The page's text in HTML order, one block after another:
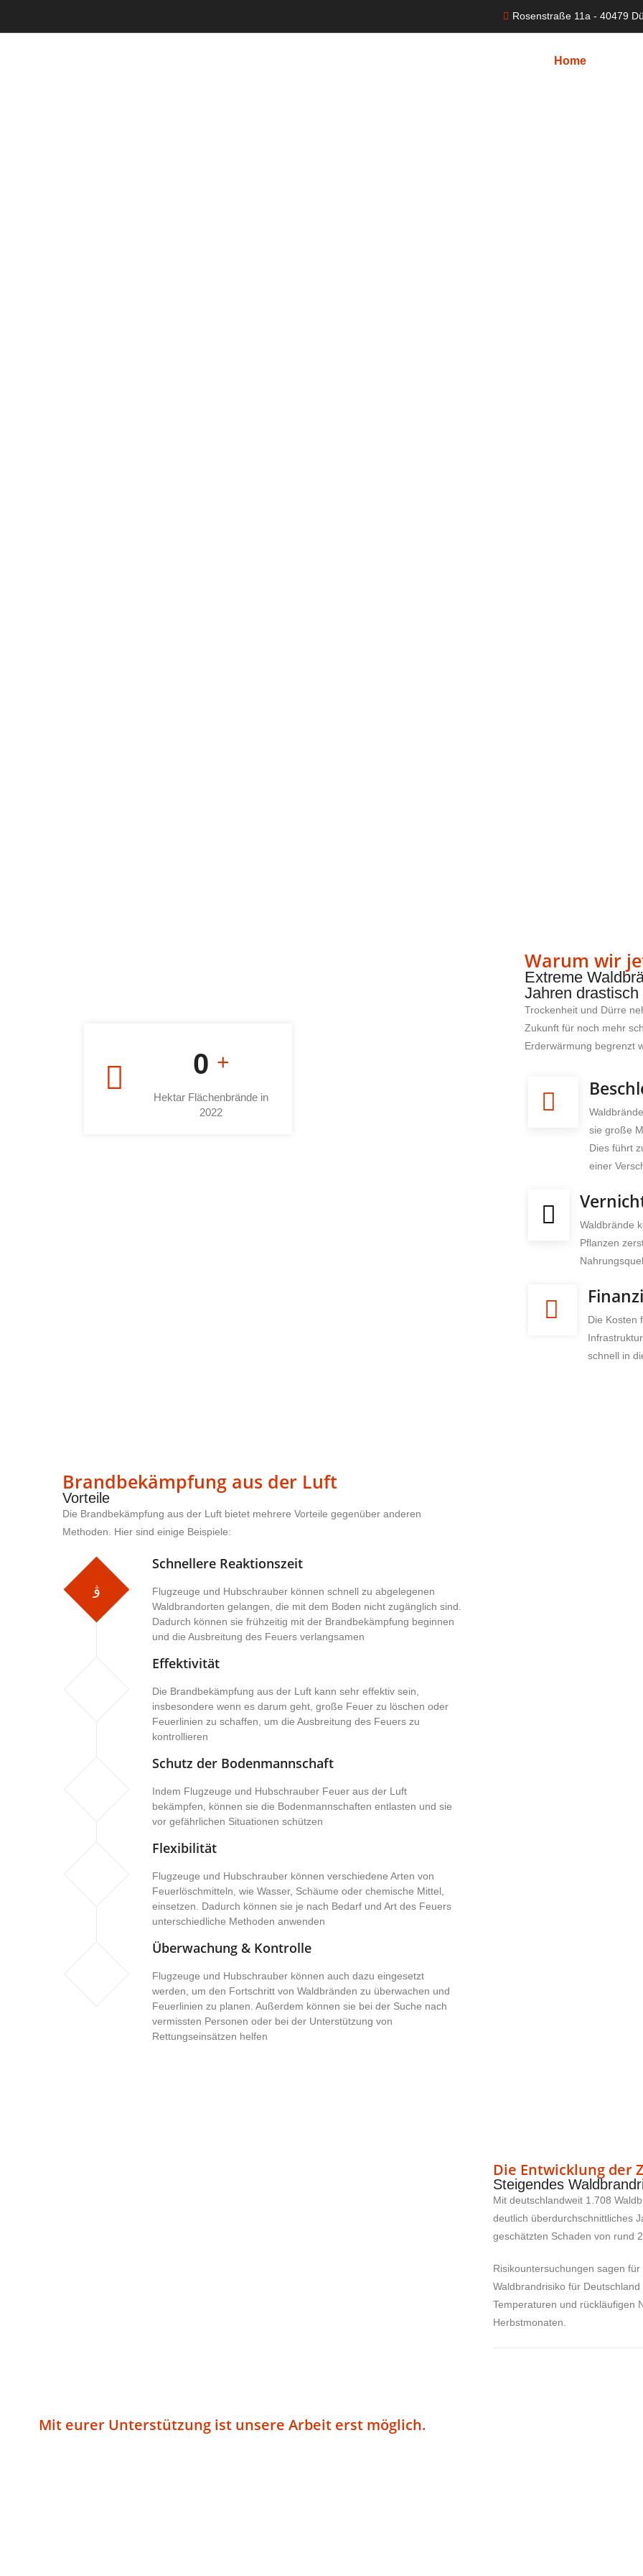
Rosenstraße 11a - 40479
Home
0 +
Hektar Flächenbrände in
2022
Warum wir
Extreme
Jahren
Trockenheit und Dürre
Zukunft für noch mehr
Erderwärmung begrenzt
sie große
Dies führt
einer
Waldbrände
Pflanzen
Die Kosten
schnell in
Brandbekämpfung aus der Luft
Vorteile
Die Brandbekämpfung aus der Luft bietet mehrere Vorteile gegenüber anderen
Methoden. Hier sind einige Beispiele:
Schnellere Reaktionszeit
Flugzeuge und Hubschrauber können schnell zu abgelegenen
Waldbrandorten gelangen, die mit dem Boden nicht zugänglich sind.
Dadurch können sie frühzeitig mit der Brandbekämpfung beginnen
und die Ausbreitung des Feuers verlangsamen
Effektivität
Die Brandbekämpfung aus der Luft kann sehr effektiv sein,
insbesondere wenn es darum geht, große Feuer zu löschen oder
Feuerlinien zu schaffen, um die Ausbreitung des Feuers zu
kontrollieren
Schutz der Bodenmannschaft
Indem Flugzeuge und Hubschrauber Feuer aus der Luft
bekämpfen, können sie die Bodenmannschaften entlasten und sie
vor gefährlichen Situationen schützen
Flexibilität
Flugzeuge und Hubschrauber können verschiedene Arten von
Feuerlöschmitteln, wie Wasser, Schäume oder chemische Mittel,
einsetzen. Dadurch können sie je nach Bedarf und Art des Feuers
unterschiedliche Methoden anwenden
Überwachung & Kontrolle
Flugzeuge und Hubschrauber können auch dazu eingesetzt
werden, um den Fortschritt von Waldbränden zu überwachen und
Feuerlinien zu planen. Außerdem können sie bei der Suche nach
vermissten Personen oder bei der Unterstützung von
Rettungseinsätzen helfen
Die Entwicklung der
Steigendes
Mit deutschlandweit 1.708
deutlich überdurchschnittliches
geschätzten Schaden von rund
Risikountersuchungen sagen
Waldbrandrisiko für
Temperaturen und rückläufigen
Herbstmonaten.
Mit eurer Unterstützung ist unsere Arbeit erst möglich.